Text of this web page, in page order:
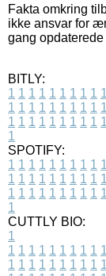
Fakta omkring
ikke ansvar for
gang
BITLY:
1 1 1 1 1 1 1 1 1 1
1 1 1 1 1 1 1 1 1 1
1 1 1 1 1 1 1 1 1 1
1
SPOTIFY:
1 1 1 1 1 1 1 1 1 1
1 1 1 1 1 1 1 1 1 1
1 1 1 1 1 1 1 1 1 1
1
CUTTLY BIO:
1
1 1 1 1 1 1 1 1 1 1
1 1 1 1 1 1 1 1 1 1